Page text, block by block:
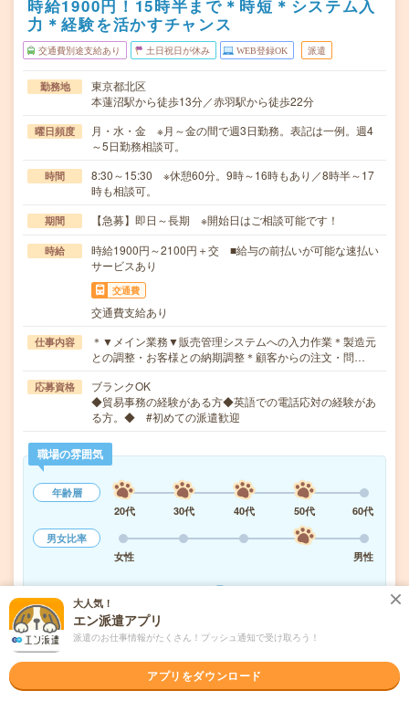
時給1900円！15時半まで＊時短＊システム入
力＊経験を活かすチャンス
交通費別途支給あり 土日祝日が休み WEB登録OK 派遣
勤務地
東京都北区
本蓮沼駅から徒歩13分／赤羽駅から徒歩22分
曜日頻度
月・水・金 ※月～金の間で週3日勤務。表記は一例。週4
～5日勤務相談可。
時間
8:30～15:30 ※休憩60分。9時～16時もあり／8時半～17
時も相談可。
期間 【急募】即日～長期 ※開始日はご相談可能です！
時給
時給1900円～2100円＋交 ■給与の前払いが可能な速払い
サービスあり
交通費
交通費支給あり
仕事内容
＊▼メイン業務▼販売管理システムへの入力作業＊製造元
との調整・お客様との納期調整＊顧客からの注文・問…
応募資格
ブランクOK
◆貿易事務の経験がある方◆英語での電話応対の経験があ
る方。◆ #初めての派遣歓迎
職場の雰囲気
年齢層
20代
30代 40代 50代
60代
男女比率
女性
男性
もっと見る
気になる! 応募へ進む 詳しく見る
派遣会社 株式会社スタッフサービス
大人気！
エン派遣アプリ
派遣のお仕事情報がたくさん！プッシュ通知で受け取ろう！
アプリをダウンロード